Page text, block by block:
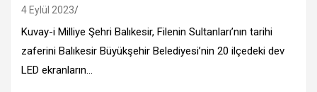
4 Eylül 2023
Kuvay-i Milliye Şehri Balıkesir, Filenin Sultanları’nın tarihi
zaferini Balıkesir Büyükşehir Belediyesi’nin 20 ilçedeki dev
LED ekranların…